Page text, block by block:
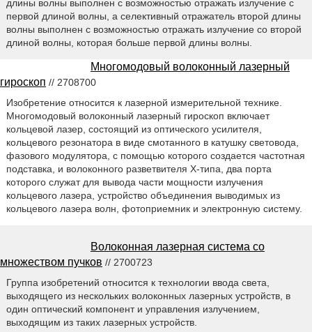
длины волны выполнен с возможностью отражать излучение с
первой длиной волны, а селективный отражатель второй длины
волны выполнен с возможностью отражать излучение со второй
длиной волны, которая больше первой длины волны.
Многомодовый волоконный лазерный
гироскоп // 2708700
Изобретение относится к лазерной измерительной технике.
Многомодовый волоконный лазерный гироскоп включает
кольцевой лазер, состоящий из оптического усилителя,
кольцевого резонатора в виде смотанного в катушку световода,
фазового модулятора, с помощью которого создается частотная
подставка, и волоконного разветвителя Х-типа, два порта
которого служат для вывода части мощности излучения
кольцевого лазера, устройство объединения выводимых из
кольцевого лазера волн, фотоприемник и электронную систему.
Волоконная лазерная система со
множеством пучков // 2700723
Группа изобретений относится к технологии ввода света,
выходящего из нескольких волоконных лазерных устройств, в
один оптический компонент и управления излучением,
выходящим из таких лазерных устройств.